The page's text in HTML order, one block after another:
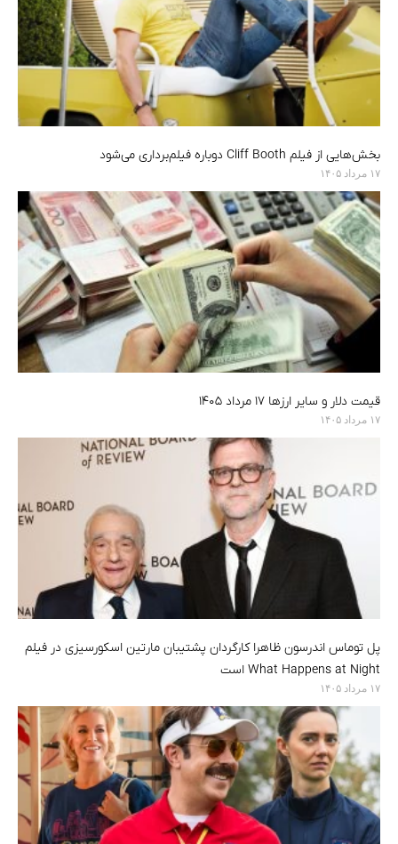
بخش‌هایی از فیلم Cliff Booth دوباره فیلم‌برداری می‌شود
۱۷ مرداد ۱۴۰۵
قیمت دلار و سایر ارزها ۱۷ مرداد ۱۴۰۵
۱۷ مرداد ۱۴۰۵
پل توماس اندرسون ظاهرا کارگردان پشتیبان مارتین اسکورسیزی در فیلم
What Happens at Night است
۱۷ مرداد ۱۴۰۵